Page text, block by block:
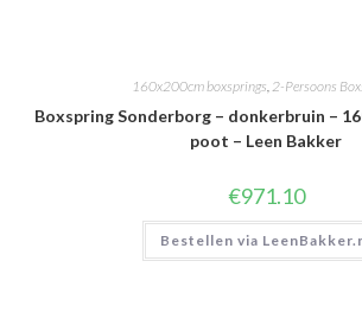
160x200cm boxsprings 2-Persoons
Boxspring Sonderborg – donkerbruin –
poot – Leen Bakker
€971.10
Bestellen via